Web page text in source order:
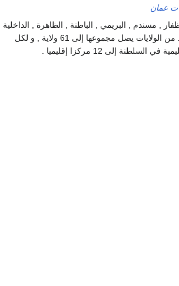
عمان
, مسندم , البريمي , الباطنة , الظاهرة , الداخلية
, الشرقية ، الوسطى . و تتكون هذه المحافظات من عدد من الولايات يصل مجموعها إلى 61 ولاية , و لكل
إلى 12 مركزا إقليميا .